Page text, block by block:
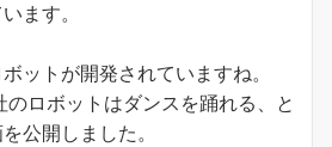
ます。
ットが開発されていますね。
ロボットはダンスを踊れる、と
公開しました。